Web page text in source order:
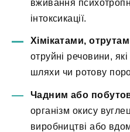
вживання
інтоксикації.
Хімікатами,
отруйні речовини,
шляхи чи ротову
Чадним або
організм окису
виробництві або